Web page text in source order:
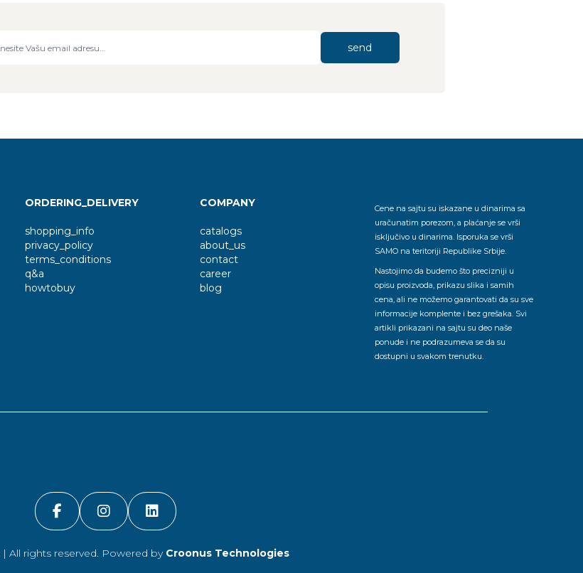
send
ORDERING_DELIVERY
shopping_info
privacy_policy
terms_conditions
q&a
howtobuy
COMPANY
catalogs
about_us
contact
career
blog
Cene na sajtu su iskazane u dinarima sa
uračunatim porezom, a plaćanje se vrši
isključivo u dinarima. Isporuka se vrši
SAMO na teritoriji Republike Srbije.
Nastojimo da budemo što precizniji u
opisu proizvoda, prikazu slika i samih
cena, ali ne možemo garantovati da su sve
informacije komplente i bez grešaka. Svi
artikli prikazani na sajtu su deo naše
ponude i ne podrazumeva se da su
dostupni u svakom trenutku.
| All rights reserved. Powered byCroonus Technologies